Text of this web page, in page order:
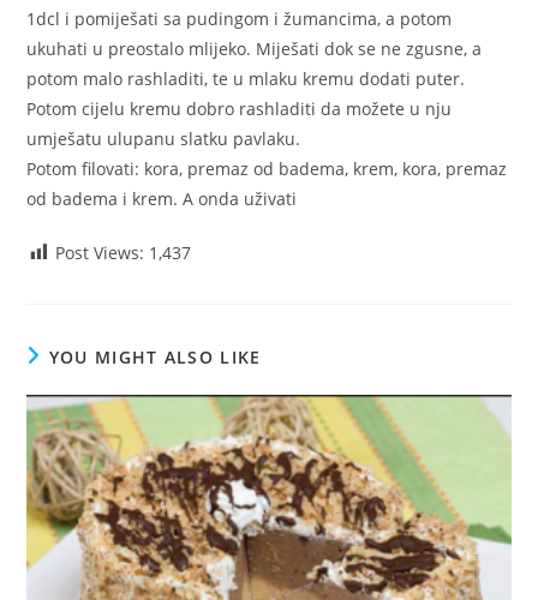
1dcl i pomiješati sa pudingom i žumancima, a potom
ukuhati u preostalo mlijeko. Miješati dok se ne zgusne, a
potom malo rashladiti, te u mlaku kremu dodati puter.
Potom cijelu kremu dobro rashladiti da možete u nju
umješatu ulupanu slatku pavlaku.
Potom filovati: kora, premaz od badema, krem, kora, premaz
od badema i krem. A onda uživati
Post Views: 1,437
YOU MIGHT ALSO LIKE